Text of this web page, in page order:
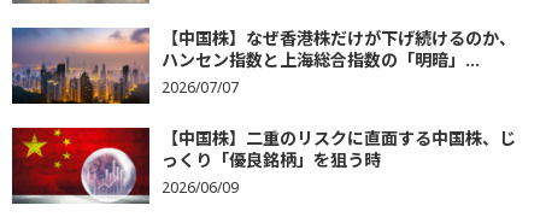
【中国株】なぜ香港株だけが下げ続けるのか、
ハンセン指数と上海総合指数の「明暗」...
2026/07/07
【中国株】二重のリスクに直面する中国株、じ
っくり「優良銘柄」を狙う時
2026/06/09